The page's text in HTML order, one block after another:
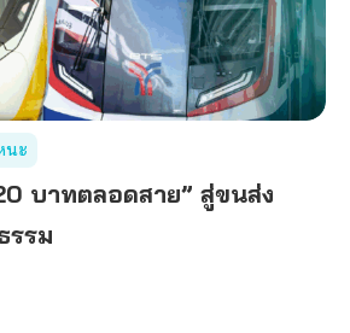
นะ
บาทตลอดสาย” สู่ขนส่ง
รรม